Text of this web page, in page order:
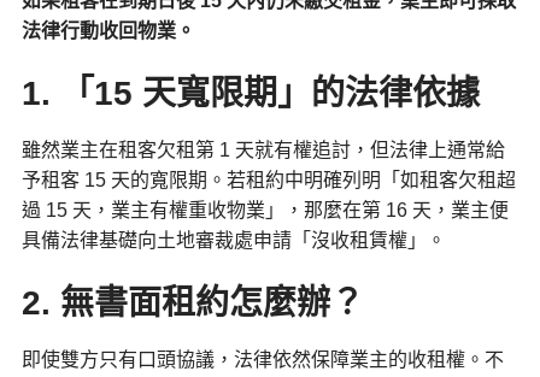
法律行動收回物業。
1. 「15 天寬限期」的法律依據
雖然業主在租客欠租第 1 天就有權追討，但法律上通常給
予租客 15 天的寬限期。若租約中明確列明「如租客欠租超
過 15 天，業主有權重收物業」，那麼在第 16 天，業主便
具備法律基礎向土地審裁處申請「沒收租賃權」。
2. 無書面租約怎麼辦？
即使雙方只有口頭協議，法律依然保障業主的收租權。不